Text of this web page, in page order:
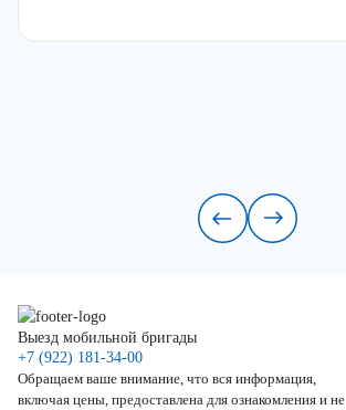
Выезд мобильной бригады
+7 (922) 181-34-00
Обращаем ваше внимание, что вся информация,
включая цены, предоставлена для ознакомления и не